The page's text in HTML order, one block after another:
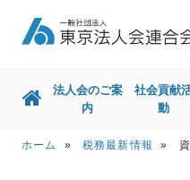
ホーム
法人会のご案
内
社会貢献
動
ホーム »税務最新情報 » 資